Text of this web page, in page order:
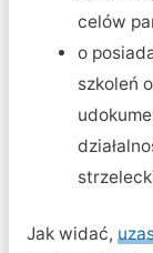
celów
o
szkoleń
Jak widać,